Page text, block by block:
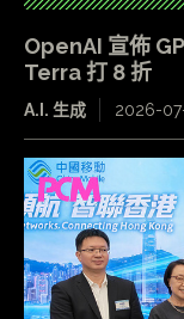
OpenAI 宣佈
Terra 打 8 折
A.I. 生成 2026-